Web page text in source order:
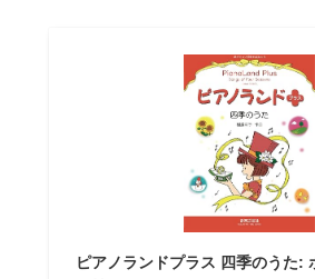
ピアノランドプラス 四季のうた: